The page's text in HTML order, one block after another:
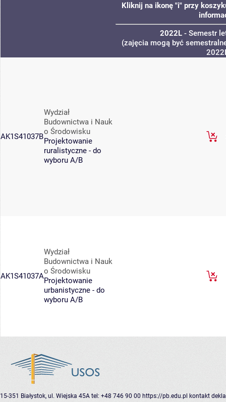
Kliknij na ikonę "i" przy
2022L - Semestr
(zajęcia mogą być
AK1S41037B
Wydział
Budownictwa i Nauk
o Środowisku
Projektowanie
ruralistyczne - do
wyboru A/B
AK1S41037A
Wydział
Budownictwa i Nauk
o Środowisku
Projektowanie
urbanistyczne - do
wyboru A/B
15-351 Białystok, ul. Wiejska 45A tel: +48 746 90 00 https://pb.edu.pl kontakt